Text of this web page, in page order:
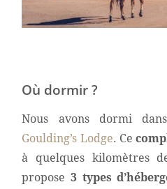
Où dormir ?
Nous avons dormi
Goulding’s Lodge. Ce
à quelques kilomètres
propose 3 types